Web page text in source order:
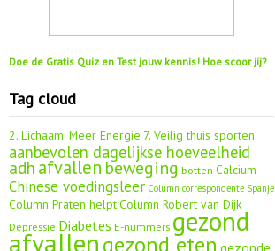
Doe de Gratis Quiz en Test jouw kennis! Hoe scoor jij?
Tag cloud
2. Lichaam: Meer Energie 7. Veilig thuis sporten
aanbevolen dagelijkse hoeveelheid
adh afvallen beweging botten Calcium
Chinese voedingsleer Column correspondente Spanje
Column Praten helptColumn Robert van Dijk
Depressie Diabetes E-nummers gezond
afvallengezond eten